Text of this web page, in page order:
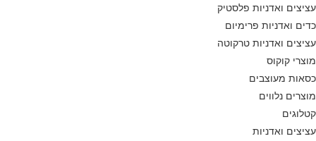
עציצים ואדניות פלסטיק
כדים ואדניות פרימיום
עציצים ואדניות טרקוטה
מוצרי קוקוס
כסאות מעוצבים
מוצרים נלווים
קטלוגים
עציצים ואדניות